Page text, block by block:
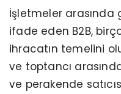
İşletmeler arasında
ifade eden B2B,
ihracatın temelini
ve toptancı
ve perakende